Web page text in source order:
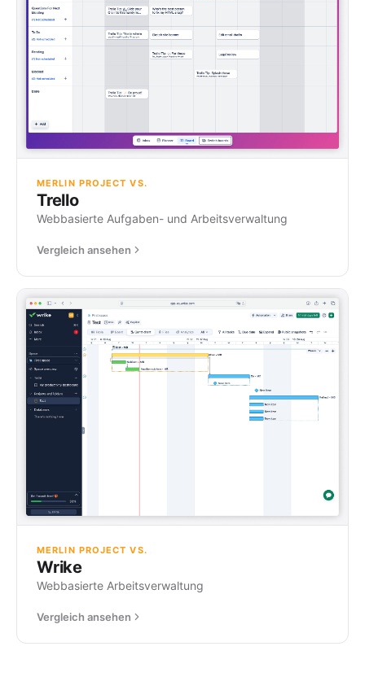
MERLIN PROJECT VS.
Trello
Webbasierte Aufgaben- und Arbeitsverwaltung
Vergleich ansehen
MERLIN PROJECT VS.
Wrike
Webbasierte Arbeitsverwaltung
Vergleich ansehen